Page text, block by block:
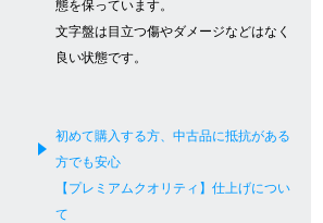
大阪心斎橋店
RASIN公式ブログ
態を保っています。
文字盤は目立つ傷やダメージなどはなく
良い状態です。
初めて購入する方、中古品に抵抗がある
方でも安心
【プレミアムクオリティ】仕上げについ
て